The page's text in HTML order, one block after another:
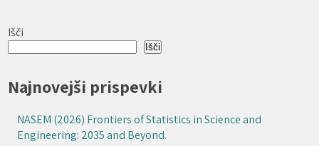
Išči
Išči
Najnovejši prispevki
NASEM (2026) Frontiers of Statistics in Science and
Engineering: 2035 and Beyond.